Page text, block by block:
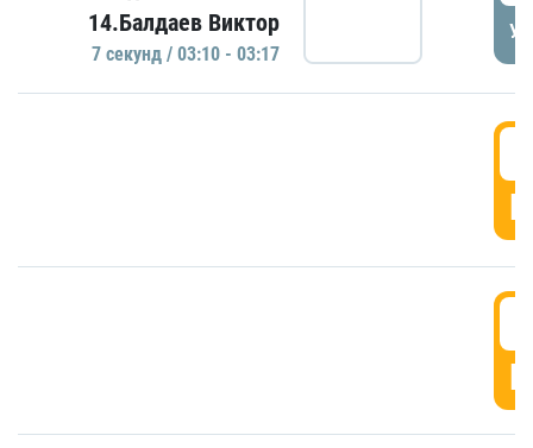
14.Балдаев Виктор
7 секунд / 03:10 - 03:17